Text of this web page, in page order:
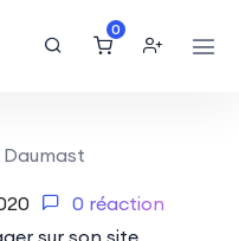
0
0 réaction